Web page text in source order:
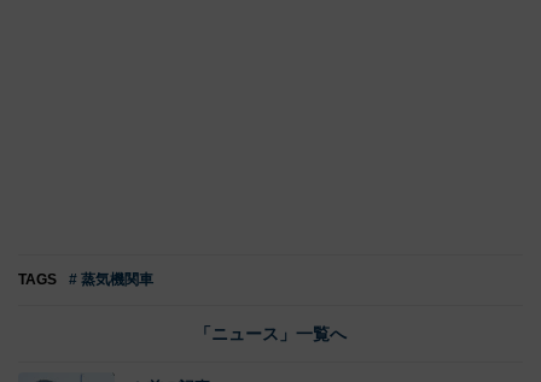
TAGS # 蒸気機関車
「ニュース」一覧へ